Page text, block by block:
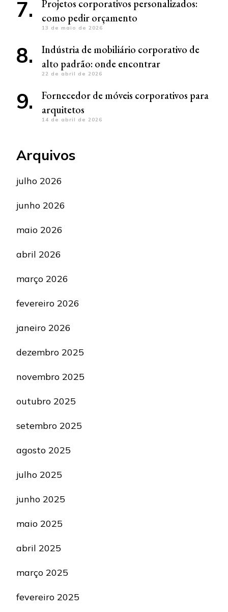
Projetos corporativos personalizados:
como pedir orçamento
13 de maio de 2026
Indústria de mobiliário corporativo de
alto padrão: onde encontrar
22 de abril de 2026
Fornecedor de móveis corporativos para
arquitetos
14 de abril de 2026
Arquivos
julho 2026
junho 2026
maio 2026
abril 2026
março 2026
fevereiro 2026
janeiro 2026
dezembro 2025
novembro 2025
outubro 2025
setembro 2025
agosto 2025
julho 2025
junho 2025
maio 2025
abril 2025
março 2025
fevereiro 2025